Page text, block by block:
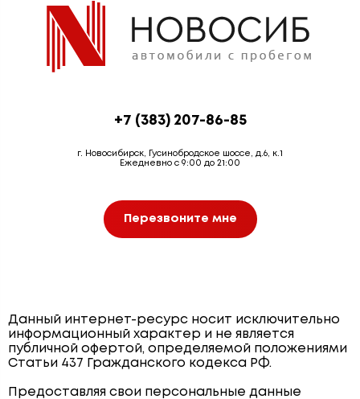
+7 (383) 207-86-85
г. Новосибирск, Гусинобродское шоссе, д.6, к.1
Ежедневно с 9:00 до 21:00
Перезвоните мне
Данный интернет-ресурс носит исключительно
информационный характер и не является
публичной офертой, определяемой положениями
Статьи 437 Гражданского кодекса РФ.
Предоставляя свои персональные данные